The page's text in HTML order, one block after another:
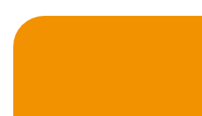
Z
á